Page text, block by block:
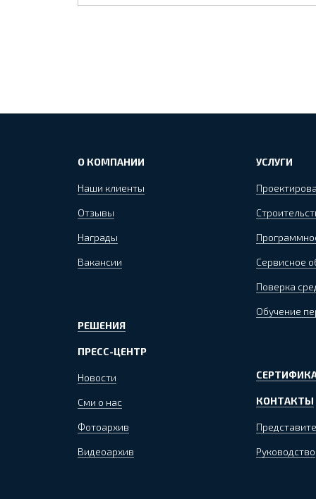
О КОМПАНИИ
Наши клиенты
Отзывы
Награды
Вакансии
РЕШЕНИЯ
ПРЕСС-ЦЕНТР
Новости
Сми о нас
Фотоархив
Видеоархив
УСЛУГИ
Сервисное
Поверка
Обучение
КОНТАКТЫ
Руководство